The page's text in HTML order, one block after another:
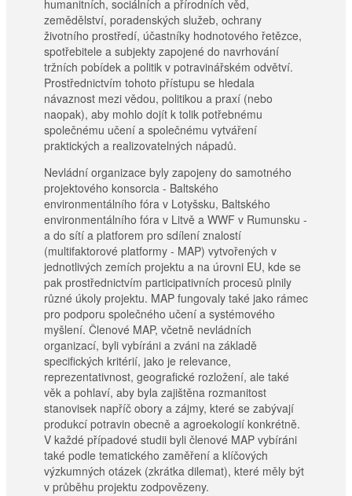
humanitních, sociálních a přírodních věd,
zemědělství, poradenských služeb, ochrany
životního prostředí, účastníky hodnotového řetězce,
spotřebitele a subjekty zapojené do navrhování
tržních pobídek a politik v potravinářském odvětví.
Prostřednictvím tohoto přístupu se hledala
návaznost mezi vědou, politikou a praxí (nebo
naopak), aby mohlo dojít k tolik potřebnému
společnému učení a společnému vytváření
praktických a realizovatelných nápadů.
Nevládní organizace byly zapojeny do samotného
projektového konsorcia - Baltského
environmentálního fóra v Lotyšsku, Baltského
environmentálního fóra v Litvě a WWF v Rumunsku -
a do sítí a platforem pro sdílení znalostí
(multifaktorové platformy - MAP) vytvořených v
jednotlivých zemích projektu a na úrovni EU, kde se
pak prostřednictvím participativních procesů plnily
různé úkoly projektu. MAP fungovaly také jako rámec
pro podporu společného učení a systémového
myšlení. Členové MAP, včetně nevládních
organizací, byli vybíráni a zváni na základě
specifických kritérií, jako je relevance,
reprezentativnost, geografické rozložení, ale také
věk a pohlaví, aby byla zajištěna rozmanitost
stanovisek napříč obory a zájmy, které se zabývají
produkcí potravin obecně a agroekologií konkrétně.
V každé případové studii byli členové MAP vybíráni
také podle tematického zaměření a klíčových
výzkumných otázek (zkrátka dilemat), které měly být
v průběhu projektu zodpovězeny.